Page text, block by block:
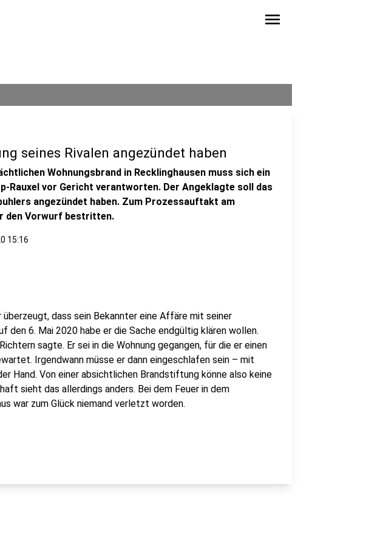
menu
seines Rivalen angezündet haben
Wohnungsbrand in Recklinghausen muss sich ein
Rauxel vor Gericht verantworten. Der Angeklagte soll das
angezündet haben. Zum Prozessauftakt am
den Vorwurf bestritten.
15:16
dass sein Bekannter eine Affäre mit seiner
den 6. Mai 2020 habe er die Sache endgültig klären wollen.
sagte. Er sei in die Wohnung gegangen, für die er einen
Irgendwann müsse er dann eingeschlafen sein – mit
Hand. Von einer absichtlichen Brandstiftung könne also keine
sieht das allerdings anders. Bei dem Feuer in dem
war zum Glück niemand verletzt worden.